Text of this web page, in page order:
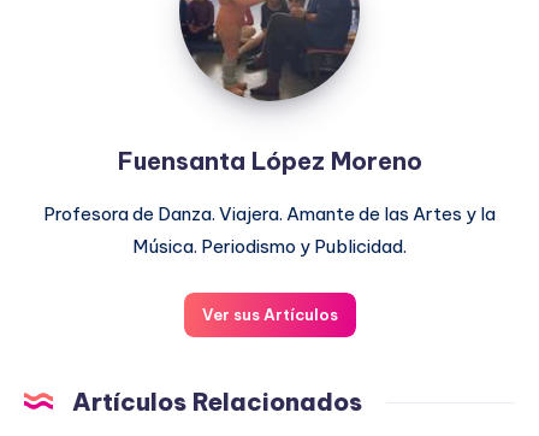
Fuensanta López Moreno
Profesora de Danza. Viajera. Amante de las Artes y la
Música. Periodismo y Publicidad.
Ver sus Artículos
Artículos Relacionados